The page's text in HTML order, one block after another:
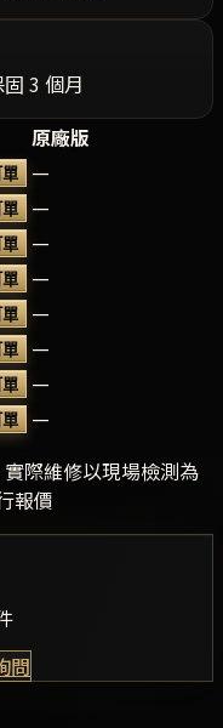
3 個月
原廠版
—
—
—
—
—
—
—
—
際維修以現場檢測為
報價
問